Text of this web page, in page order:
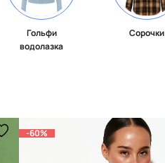
Гольфи
водолазка
Сорочки
-60%